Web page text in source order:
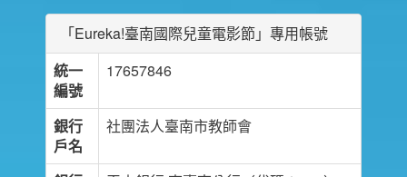
「Eureka!臺南國際兒童電影節」專用帳號
統一
編號
17657846
銀行
戶名
社團法人臺南市教師會